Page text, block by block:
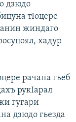
дзюдо
тIоцере
жиндаго
хадур
рачана гьеб
рукIарал
гугари
дзюдо гьезда